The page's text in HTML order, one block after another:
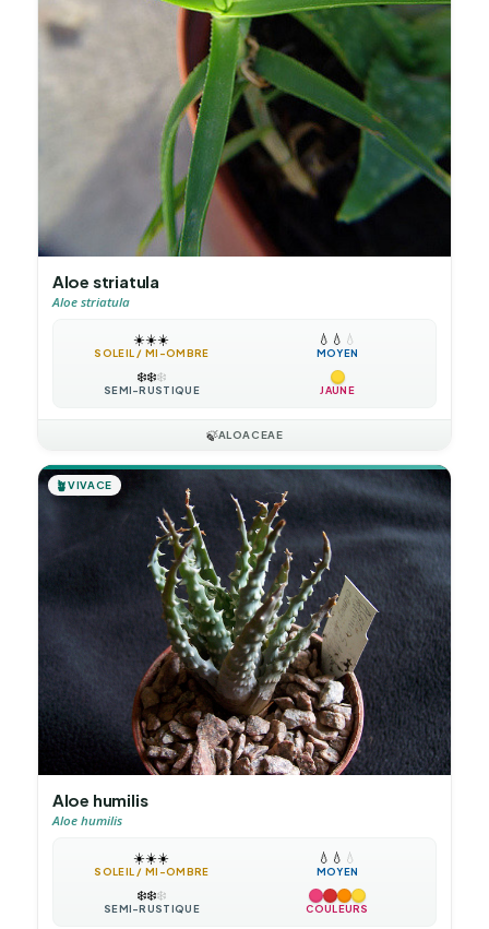
Aloe striatula
Aloe striatula
☀️☀️☀️
SOLEIL / MI-OMBRE
💧 💧 💧
MOYEN
❄️❄️❄️
SEMI-RUSTIQUE JAUNE
🍃ALOACEAE
🪴VIVACE
Aloe humilis
Aloe humilis
☀️☀️☀️
SOLEIL / MI-OMBRE
💧 💧 💧
MOYEN
❄️❄️❄️
SEMI-RUSTIQUE COULEURS